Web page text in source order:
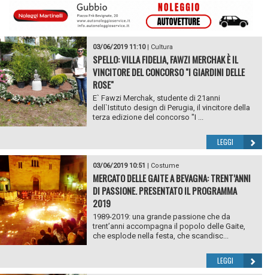
03/06/2019 11:10| Cultura
SPELLO: VILLA FIDELIA, FAWZI MERCHAK È IL
VINCITORE DEL CONCORSO "I GIARDINI DELLE
ROSE"
E` Fawzi Merchak, studente di 21anni
dell`Istituto design di Perugia, il vincitore della
terza edizione del concorso "I ...
LEGGI
03/06/2019 10:51 Costume
MERCATO DELLE GAITE A BEVAGNA: TRENT’ANNI
DI PASSIONE. PRESENTATO IL PROGRAMMA
2019
1989-2019: una grande passione che da
trent’anni accompagna il popolo delle Gaite,
che esplode nella festa, che scandisc...
LEGGI